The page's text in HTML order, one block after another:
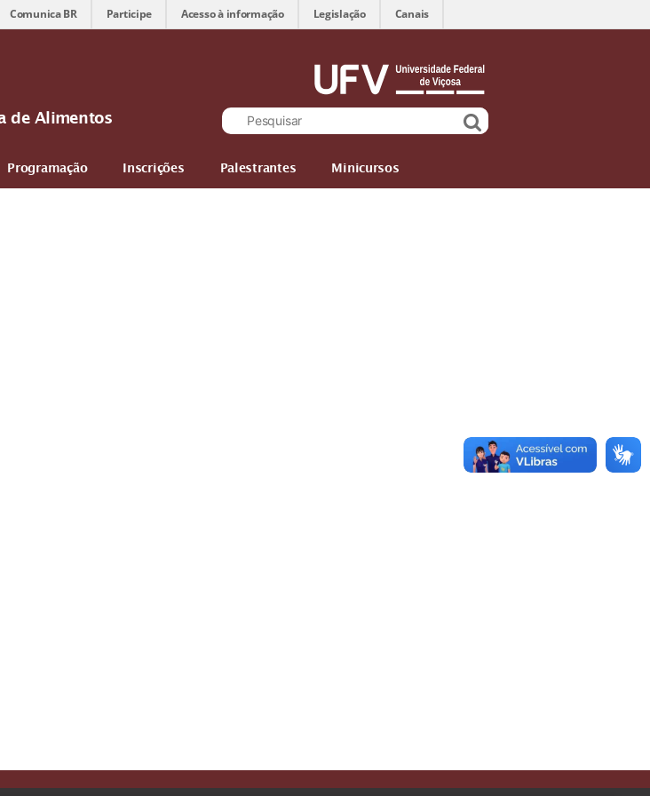
Comunica BR Participe Acesso à informação Legislação Canais
de Alimentos
Programação Inscrições Palestrantes
Minicursos